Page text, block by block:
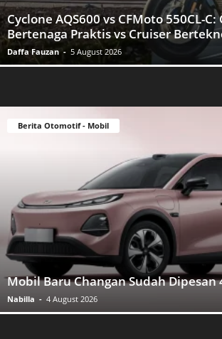
Cyclone AQS600 vs CFMoto 550CL-
Bertenaga Praktis vs Cruiser
Daffa Fauzan - 5 August 2026
Berita Otomotif - Mobil
Mobil Baru Changan Sudah Dipesan
Nabilla - 4 August 2026